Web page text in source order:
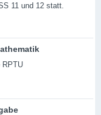
11 und 12 statt.
RPTU